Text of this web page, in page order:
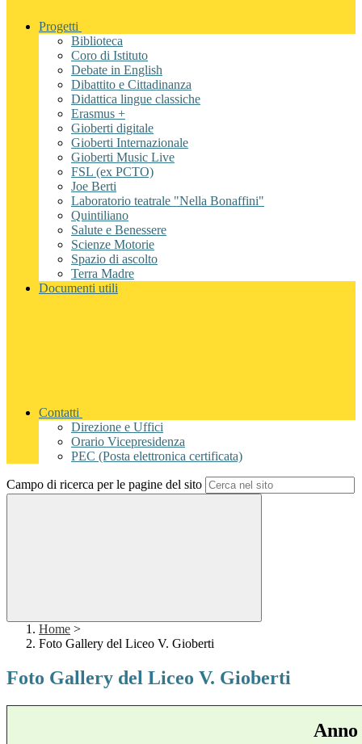
Progetti
Biblioteca
Coro di Istituto
Debate in English
Dibattito e Cittadinanza
Didattica lingue classiche
Erasmus +
Gioberti digitale
Gioberti Internazionale
Gioberti Music Live
FSL (ex PCTO)
Joe Berti
Laboratorio teatrale "Nella Bonaffini"
Quintiliano
Salute e Benessere
Scienze Motorie
Spazio di ascolto
Terra Madre
Documenti utili
Contatti
Direzione e Uffici
Orario Vicepresidenza
PEC (Posta elettronica certificata)
Campo di ricerca per le pagine del sito
Home >
Foto Gallery del Liceo V. Gioberti
Foto Gallery del Liceo V. Gioberti
Anno